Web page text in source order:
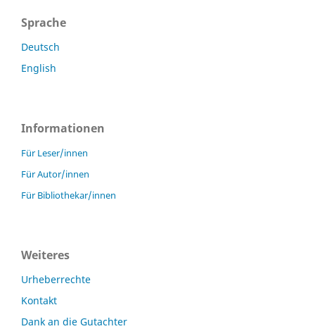
Sprache
Deutsch
English
Informationen
Für Leser/innen
Für Autor/innen
Für Bibliothekar/innen
Weiteres
Urheberrechte
Kontakt
Dank an die Gutachter